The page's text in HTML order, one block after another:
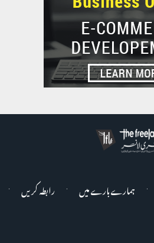
ہمارے بارے میں
رابطہ کریں